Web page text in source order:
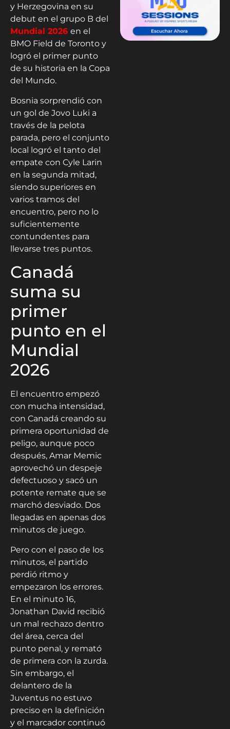
y Herzegovina en su
debut en el grupo B del
Mundial 2026 en el
BMO Field de Toronto y
logró el primer punto
de su historia en la Copa
del Mundo.
Bosnia sorprendió con
un gol de Jovo Luki a
través de la pelota
parada, pero el conjunto
local logró el tanto del
empate con Cyle Larin
en la segunda mitad,
siendo superiores en
varios tramos del
encuentro, pero no lo
suficientemente
contundentes para
llevarse tres puntos.
Canadá
suma su
primer
punto en el
Mundial
2026
El encuentro empezó
con mucha intensidad,
con Canadá creando su
primera oportunidad de
peligo, aunque poco
después, Amar Memic
aprovechó un despeje
defectuoso y sacó un
potente remate que se
marchó desviado. Dos
llegadas en apenas dos
minutos de juego.
Pero con el paso de los
minutos, el partido
perdió ritmo y
empezaron los errores.
En el minuto 16,
Jonathan David recibió
un mal rechazo dentro
del área, cerca del
punto penal, y remató
de primera con la zurda.
Sin embargo, el
delantero de la
Juventus no estuvo
preciso en la definición
y el marcador continuó